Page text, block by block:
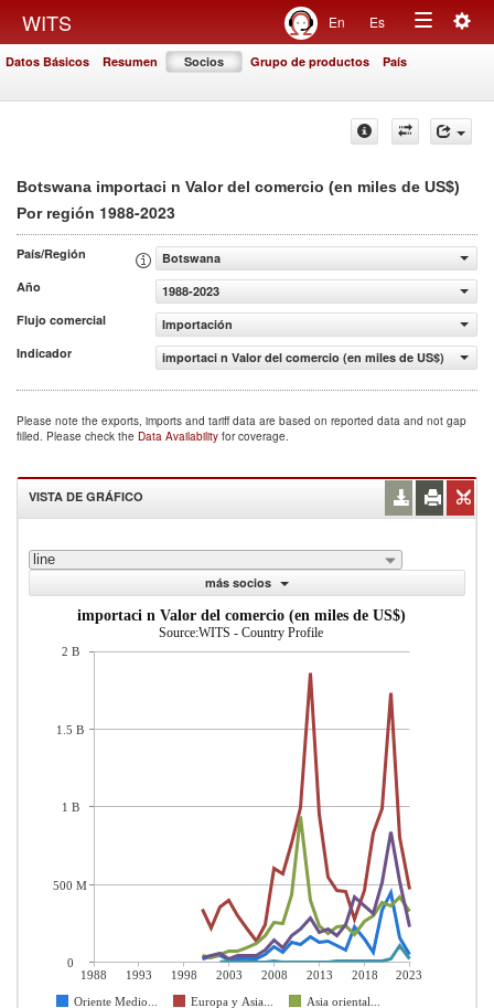
WITS En Es
Toggle
Datos Básicos Resumen Socios Grupo de productos País
Botswana importaci n Valor del comercio (en miles de US$)
Por región 1988-2023
País/Región
Botswana
Año
1988-2023
Flujo comercial
Importación
Indicador
importaci n Valor del comercio (en miles de US$)
Please note the exports, imports and tariff data are based on reported data and not gap
filled. Please check the Data Availability for coverage.
VISTA DE GRÁFICO
line
más socios
importaci n Valor del comercio (en miles de US$)
Source:WITS - Country Profile
1988 1993 1998 2003 2008 2013 2018
2023
Oriente Medio...
Europa y Asia...
Asia oriental...
2 B
1.5 B
1 B
500 M
0